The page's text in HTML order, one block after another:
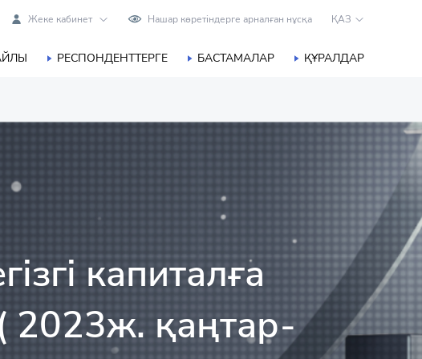
Жеке кабинет Нашар көретіндерге арналған нұсқа ҚАЗ
РЕСПОНДЕНТТЕРГЕ БАСТАМАЛАР ҚҰРАЛДАР
капиталға
2023ж. қаңтар-